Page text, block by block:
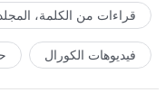
قراءات من الكلمة، المجلد 7: حول السعي إلى الحق
فيديوهات الكورال